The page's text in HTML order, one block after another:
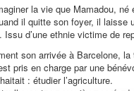
la vie que Mamadou,
il quitte son foyer, il
Issu d’une ethnie victime de
son arrivée à Barcelone,
pris en charge par une
: étudier l’agriculture.